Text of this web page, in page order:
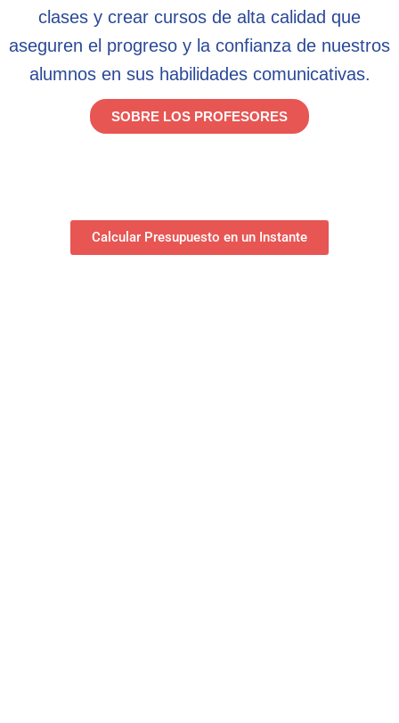
clases y crear cursos de alta calidad que
aseguren el progreso y la confianza de nuestros
alumnos en sus habilidades comunicativas.
SOBRE LOS PROFESORES
Calcular Presupuesto en un Instante